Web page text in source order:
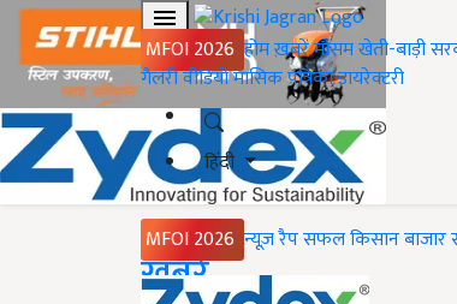
MFOI 2026 होमख़बरेंमौसमखेती-बाड़ी
गैलरीवीडियोमासिक पत्रिकाडायरेक्टरी
हिंदी
MFOI 2026 न्यूज़ रैपसफल किसानबाजार
Home
ख़बरें